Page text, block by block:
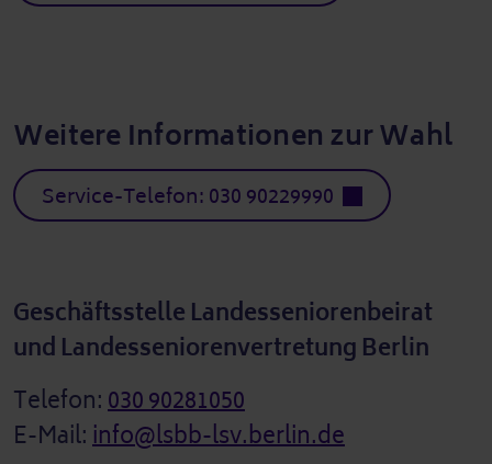
Weitere Informationen zur Wahl
Service-Telefon: 030 90229990
Geschäftsstelle Landesseniorenbeirat
und Landesseniorenvertretung Berlin
Telefon:030 90281050
E-Mail:info@lsbb-lsv.berlin.de